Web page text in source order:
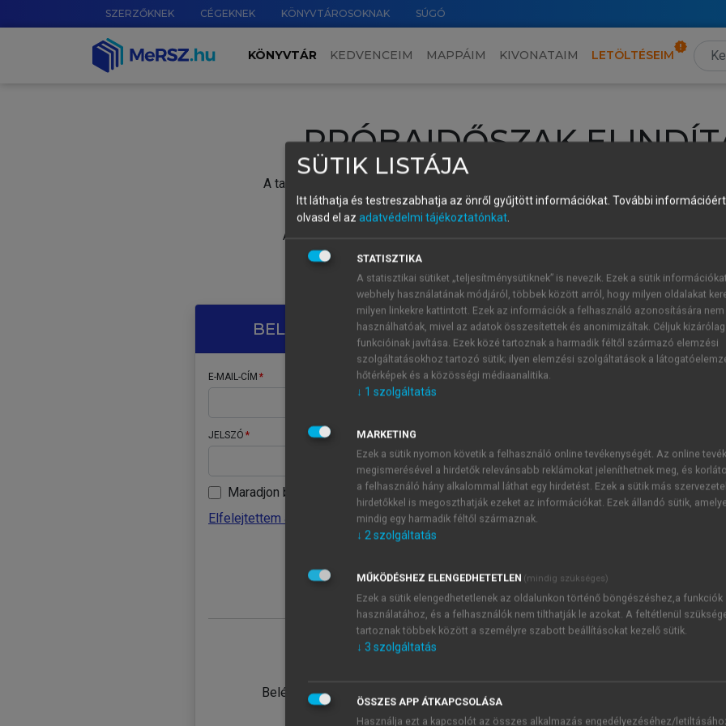
SZERZŐKNEK CÉGEKNEK KÖNYVTÁROSOKNAK SÚGÓ
KÖNYVTÁR KEDVENCEIM MAPPÁIM KIVONATAIM LETÖLTÉSEIM
PRÓBAIDŐSZAK
A tartalom megtekintéséhez lépj be a saját fiókoddal, iskolai azonosítóddal vagy
Új felhasználóként1 óra díjmentes hozzáférésrevagy
A próbaidőszak elindításához,
vagy hozz
A regisztráció után a
BELÉPÉS SAJÁT FIÓKKAL
E-MAIL-CÍM
JELSZÓ
Maradjon belépve
Elfelejtettem a jelszavamat
Belépés intézményi azonosítóval
ÚJ FIÓK
1 óra
JELSZÓ
Kérek értesítést a MeRSZ
Kérek értesítést az
SÜTIK LISTÁJA
Itt láthatja és testreszabhatja az önről gyűjtött információkat. További
olvasd el az adatvédelmi tájékoztatónkat.
STATISZTIKA
A statisztikai sütiket „teljesítménysütiknek” is nevezik. Ezek a sütik
webhely használatának módjáról, többek között arról, hogy milyen oldalakat
milyen linkekre kattintott. Ezek az információk a felhasználó azonosítására nem
használhatóak, mivel az adatok összesítettek és anonimizáltak. Céljuk
funkcióinak javítása. Ezek közé tartoznak a harmadik féltől származó elemzési
szolgáltatásokhoz tartozó sütik; ilyen elemzési szolgáltatások a
hőtérképek és a közösségi médiaanalitika.
↓ 1 szolgáltatás
MARKETING
Ezek a sütik nyomon követik a felhasználó online tevékenységét. Az online
megismerésével a hirdetők relevánsabb reklámokat jeleníthetnek meg, és
a felhasználó hány alkalommal láthat egy hirdetést. Ezek a sütik más
hirdetőkkel is megoszthatják ezeket az információkat. Ezek állandó sütik,
mindig egy harmadik féltől származnak.
↓ 2szolgáltatás
MŰKÖDÉSHEZ ELENGEDHETETLEN (mindig szükséges)
Ezek a sütik elengedhetetlenek az oldalunkon történő böngészéshez,a funkciók
használatához, és a felhasználók nem tilthatják le azokat. A feltétlenül
tartoznak többek között a személyre szabott beállításokat kezelő sütik.
↓ 3 szolgáltatás
ÖSSZES APP ÁTKAPCSOLÁSA
Használja ezt a kapcsolót az összes alkalmazás engedélyezéséhez/